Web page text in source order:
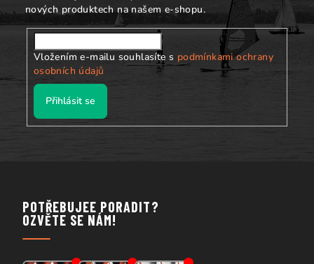
nových produktech na našem e-shopu.
Vložením e-mailu souhlasíte s podmínkami ochrany
osobních údajů
Přihlásit se
POTŘEBUJEE PORADIT?
OZVĚTE SE NÁM!